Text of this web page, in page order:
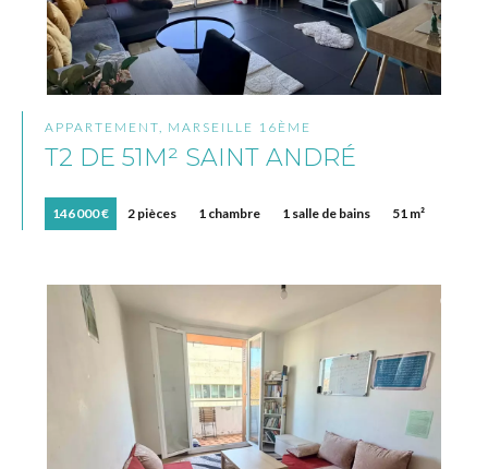
APPARTEMENT, MARSEILLE 16ÈME
T2 DE 51M² SAINT ANDRÉ
146 000 € 2 pièces 1 chambre 1 salle de bains 51 m²